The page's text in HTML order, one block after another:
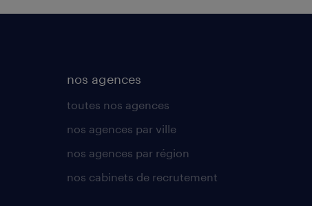
nos agences
toutes nos agences
nos agences par ville
nos agences par région
nos cabinets de recrutement